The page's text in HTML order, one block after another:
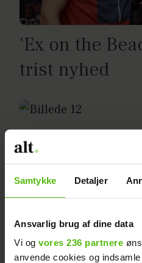
Samtykke Detaljer
Ansvarlig brug af dine data
Vi og vores 236 partnere
anvende cookies og
‘Ex on the
trist nyhed
Mathias: Det
Caroline, da
hende første